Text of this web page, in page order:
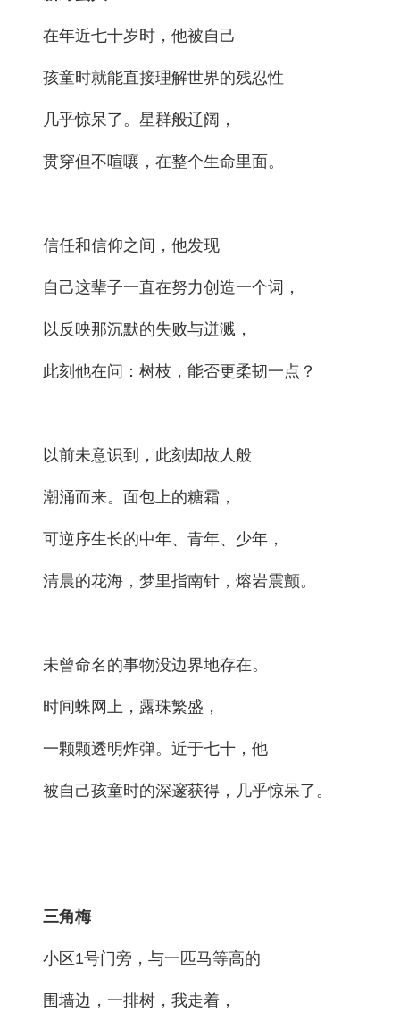
在年近七十岁时，他被自己
孩童时就能直接理解世界的残忍性
几乎惊呆了。星群般辽阔，
贯穿但不喧嚷，在整个生命里面。
信任和信仰之间，他发现
自己这辈子一直在努力创造一个词，
以反映那沉默的失败与迸溅，
此刻他在问：树枝，能否更柔韧一点？
以前未意识到，此刻却故人般
潮涌而来。面包上的糖霜，
可逆序生长的中年、青年、少年，
清晨的花海，梦里指南针，熔岩震颤。
未曾命名的事物没边界地存在。
时间蛛网上，露珠繁盛，
一颗颗透明炸弹。近于七十，他
被自己孩童时的深邃获得，几乎惊呆了。
三角梅
小区1号门旁，与一匹马等高的
围墙边，一排树，我走着，